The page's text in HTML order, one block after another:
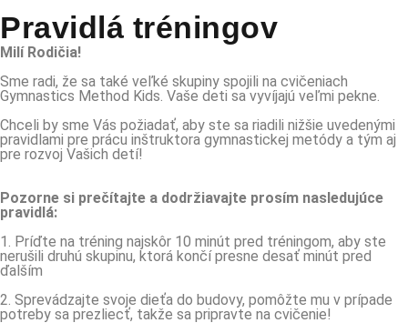
Pravidlá tréningov
Milí Rodičia!
Sme radi, že sa také veľké skupiny spojili na cvičeniach
Gymnastics Method Kids. Vaše deti sa vyvíjajú veľmi pekne.
Chceli by sme Vás požiadať, aby ste sa riadili nižšie uvedenými
pravidlami pre prácu inštruktora gymnastickej metódy a tým aj
pre rozvoj Vašich detí!
Pozorne si prečítajte a dodržiavajte prosím nasledujúce
pravidlá:
1. Príďte na tréning najskôr 10 minút pred tréningom, aby ste
nerušili druhú skupinu, ktorá končí presne desať minút pred
ďalším
2. Sprevádzajte svoje dieťa do budovy, pomôžte mu v prípade
potreby sa prezliecť, takže sa pripravte na cvičenie!